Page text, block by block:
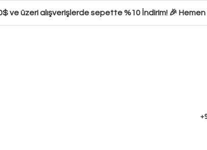
ve üzeri alışverişlerde sepette %10 İndirim! 🎉 Hemen